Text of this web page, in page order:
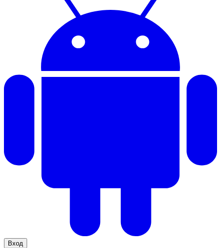
Вход